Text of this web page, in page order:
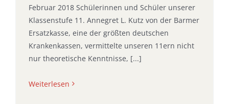
Februar 2018 Schülerinnen und Schüler unserer
Klassenstufe 11. Annegret L. Kutz von der Barmer
Ersatzkasse, eine der größten deutschen
Krankenkassen, vermittelte unseren 11ern nicht
nur theoretische Kenntnisse, [...]
Weiterlesen